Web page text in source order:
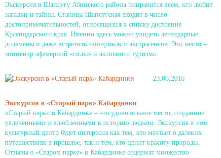
Экскурсия в Шапсугу Абинского района понравится всем, кто любит
загадки и тайны. Станица Шапсугская входит в число
достопримечательностей, относящихся к списку достояния
Краснодарского края. Именно здесь можно увидеть легендарные
дольмены и даже встретить эзотериков и экстрасенсов. Это место –
эпицентр эфемерной «силы» и активного туризма.
23.06.2016
Экскурсия в «Старый парк» Кабардинки
«Старый парк» в Кабардинке – это удивительное место, созданное
увлеченными и влюбленными в историю людьми. Экскурсия в этот
культурный центр будет интересна как тем, кто мечтает о далеких
путешествиях в прошлое, так и тем, кто ценит красоту природы.
Отзывы о «Старом парке» в Кабардинке содержат множество